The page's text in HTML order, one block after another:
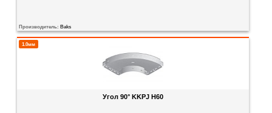
Производитель: Baks
1.0мм
Угол 90° KKPJ H60